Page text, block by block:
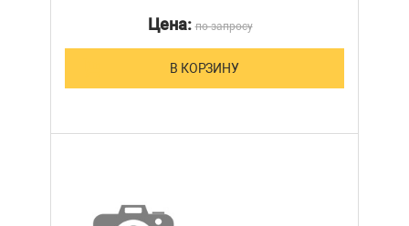
Цена:по запросу
В КОРЗИНУ